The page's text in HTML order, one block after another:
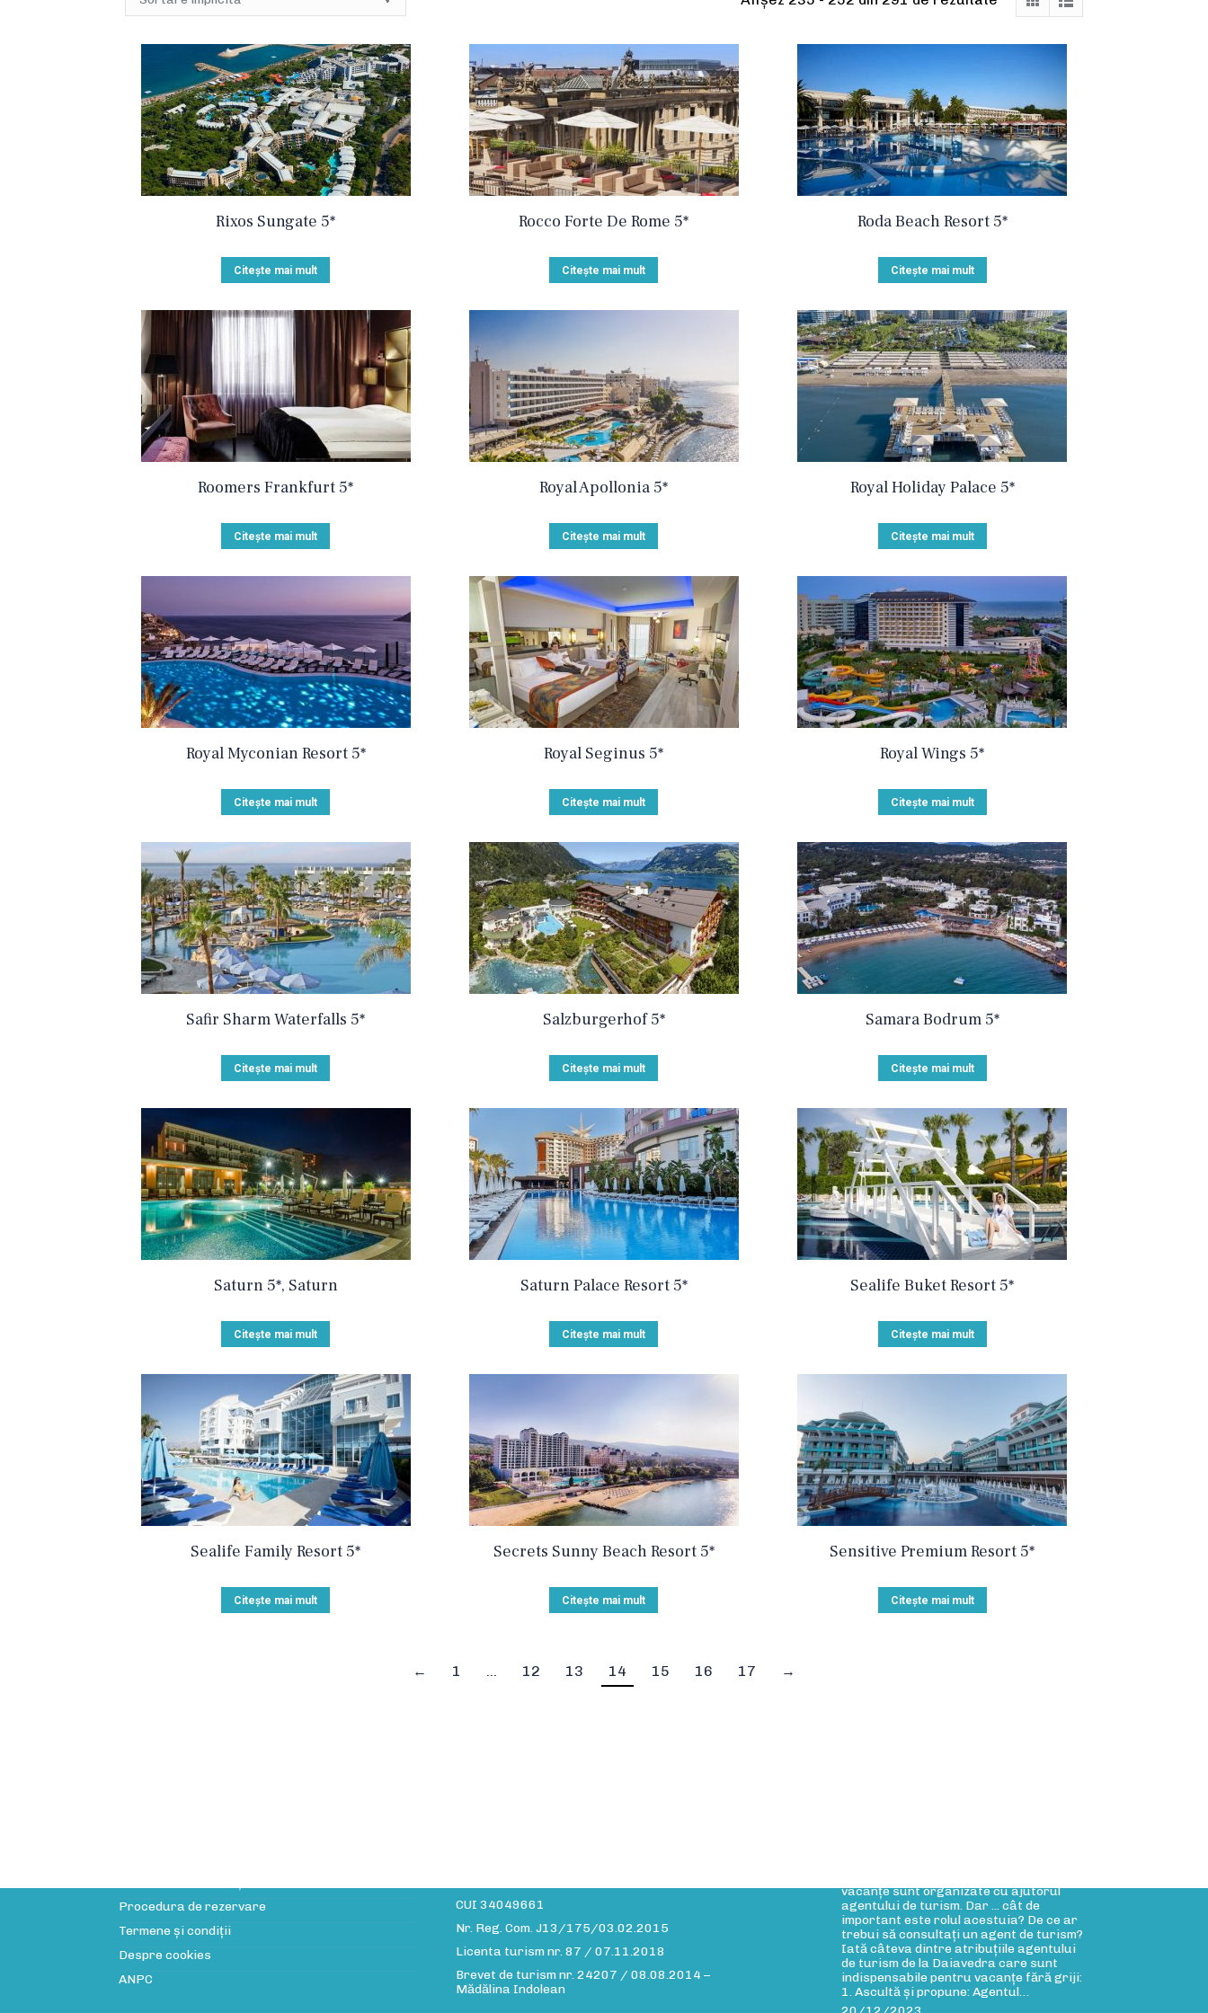
Rixos Sungate 5*
Citește mai mult
Rocco Forte De Rome 5*
Citește mai mult
Roda Beach Resort 5*
Citește mai mult
Roomers Frankfurt 5*
Citește mai mult
Royal Apollonia 5*
Citește mai mult
Royal Holiday Palace 5*
Citește mai mult
Royal Myconian Resort 5*
Citește mai mult
Royal Seginus 5*
Citește mai mult
Royal Wings 5*
Citește mai mult
Safir Sharm Waterfalls 5*
Citește mai mult
Salzburgerhof 5*
Citește mai mult
Samara Bodrum 5*
Citește mai mult
Saturn 5*, Saturn
Citește mai mult
Saturn Palace Resort 5*
Citește mai mult
Sealife Buket Resort 5*
Citește mai mult
Sealife Family Resort 5*
Citește mai mult
Secrets Sunny Beach Resort 5*
Citește mai mult
Sensitive Premium Resort 5*
Citește mai mult
← 1 … 12 13 14 15 16 17 →
Procedura de rezervare
Termene și condiții
Despre cookies
ANPC
CUI 34049661
Nr. Reg. Com. J13/175/03.02.2015
Licenta turism nr. 87 / 07.11.2018
Brevet de turism nr. 24207 / 08.08.2014 –
Mădălina Indolean
vacanțe sunt organizate cu ajutorul
agentului de turism. Dar ... cât de
important este rolul acestuia? De ce ar
trebui să consultați un agent de turism?
Iată câteva dintre atribuțiile agentului
de turism de la Daiavedra care sunt
indispensabile pentru vacanțe fără griji:
1. Ascultă și propune: Agentul…